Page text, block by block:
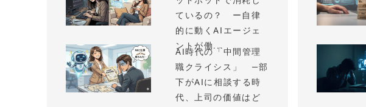
ているの？ ー自律
的に動くAIエージェ
ントが働...
AI時代の「中間管理
職クライシス」 —部
下がAIに相談する時
代、上司の価値はど